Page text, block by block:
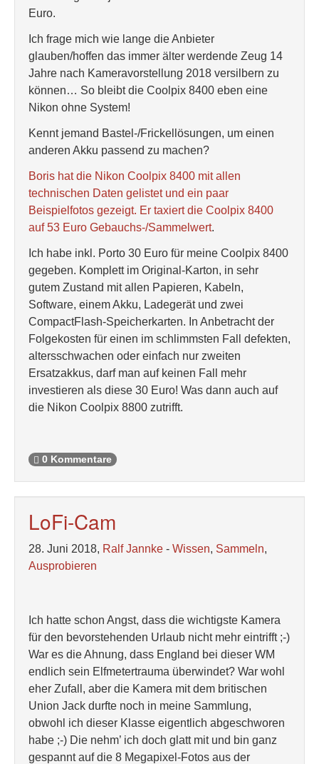
Euro.
Ich frage mich wie lange die Anbieter
glauben/hoffen das immer älter werdende Zeug 14
Jahre nach Kameravorstellung 2018 versilbern zu
können… So bleibt die Coolpix 8400 eben eine
Nikon ohne System!
Kennt jemand Bastel-/Frickellösungen, um einen
anderen Akku passend zu machen?
Boris hat die Nikon Coolpix 8400 mit allen
technischen Daten gelistet und ein paar
Beispielfotos gezeigt. Er taxiert die Coolpix 8400
auf 53 Euro Gebauchs-/Sammelwert.
Ich habe inkl. Porto 30 Euro für meine Coolpix 8400
gegeben. Komplett im Original-Karton, in sehr
gutem Zustand mit allen Papieren, Kabeln,
Software, einem Akku, Ladegerät und zwei
CompactFlash-Speicherkarten. In Anbetracht der
Folgekosten für einen im schlimmsten Fall defekten,
altersschwachen oder einfach nur zweiten
Ersatzakkus, darf man auf keinen Fall mehr
investieren als diese 30 Euro! Was dann auch auf
die Nikon Coolpix 8800 zutrifft.
0 Kommentare
LoFi-Cam
28. Juni 2018, Ralf Jannke - Wissen, Sammeln,
Ausprobieren
Ich hatte schon Angst, dass die wichtigste Kamera
für den bevorstehenden Urlaub nicht mehr eintrifft ;-)
War es die Ahnung, dass England bei dieser WM
endlich sein Elfmetertrauma überwindet? War wohl
eher Zufall, aber die Kamera mit dem britischen
Union Jack durfte noch in meine Sammlung,
obwohl ich dieser Klasse eigentlich abgeschworen
habe ;-) Die nehm’ ich doch glatt mit und bin ganz
gespannt auf die 8 Megapixel-Fotos aus der